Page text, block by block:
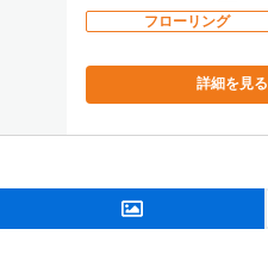
フローリング
詳細を見る